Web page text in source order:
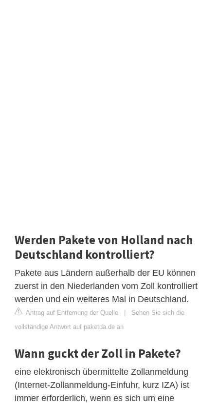
Werden Pakete von Holland nach
Deutschland kontrolliert?
Pakete aus Ländern außerhalb der EU können
zuerst in den Niederlanden vom Zoll kontrolliert
werden und ein weiteres Mal in Deutschland.
Antrag auf Entfernung der Quelle | Sehen Sie sich die
vollständige Antwort auf paketda.de an
Wann guckt der Zoll in Pakete?
eine elektronisch übermittelte Zollanmeldung
(Internet-Zollanmeldung-Einfuhr, kurz IZA) ist
immer erforderlich, wenn es sich um eine